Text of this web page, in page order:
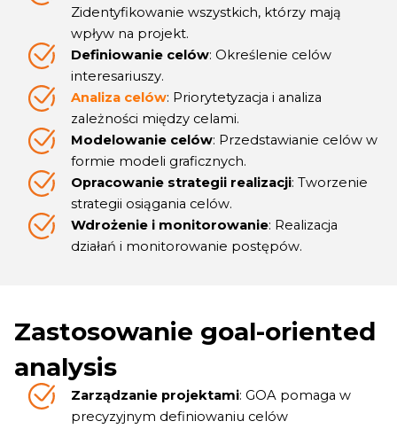
Zidentyfikowanie wszystkich, którzy mają
wpływ na projekt.
Definiowanie celów: Określenie celów
interesariuszy.
Analiza celów: Priorytetyzacja i analiza
zależności między celami.
Modelowanie celów: Przedstawianie celów w
formie modeli graficznych.
Opracowanie strategii realizacji: Tworzenie
strategii osiągania celów.
Wdrożenie i monitorowanie: Realizacja
działań i monitorowanie postępów.
Zastosowanie goal-oriented
analysis
Zarządzanie projektami: GOA pomaga w
precyzyjnym definiowaniu celów